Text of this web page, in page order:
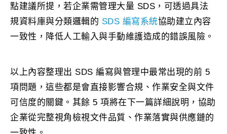
點建議所提，若企業需管理大量 SDS，可透過具法
規資料庫與分類邏輯的 SDS 編寫系統協助建立內容
一致性，降低人工輸入與手動維護造成的錯誤風險。
以上內容整理出 SDS 編寫與管理中最常出現的前 5
項問題，這些都是會直接影響合規、作業安全與文件
可信度的關鍵。其餘 5 項將在下一篇詳細說明，協助
企業從完整視角檢視文件品質、作業落實與供應鏈的